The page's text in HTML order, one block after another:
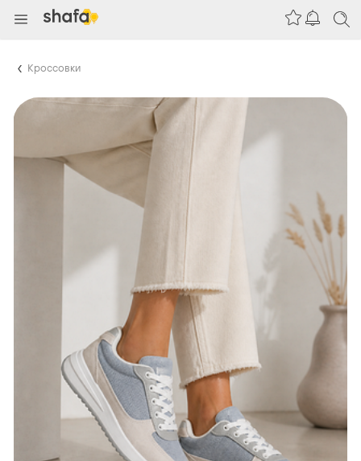
Кроссовки